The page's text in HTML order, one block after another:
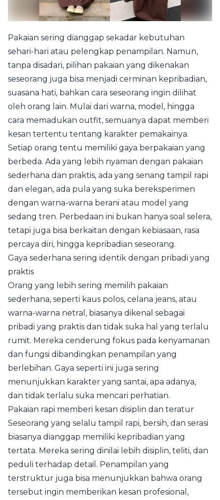
Pakaian sering dianggap sekadar kebutuhan
sehari-hari atau pelengkap penampilan. Namun,
tanpa disadari, pilihan pakaian yang dikenakan
seseorang juga bisa menjadi cerminan kepribadian,
suasana hati, bahkan cara seseorang ingin dilihat
oleh orang lain. Mulai dari warna, model, hingga
cara memadukan outfit, semuanya dapat memberi
kesan tertentu tentang karakter pemakainya.
Setiap orang tentu memiliki gaya berpakaian yang
berbeda. Ada yang lebih nyaman dengan pakaian
sederhana dan praktis, ada yang senang tampil rapi
dan elegan, ada pula yang suka bereksperimen
dengan warna-warna berani atau model yang
sedang tren. Perbedaan ini bukan hanya soal selera,
tetapi juga bisa berkaitan dengan kebiasaan, rasa
percaya diri, hingga kepribadian seseorang.
Gaya sederhana sering identik dengan pribadi yang
praktis
Orang yang lebih sering memilih pakaian
sederhana, seperti kaus polos, celana jeans, atau
warna-warna netral, biasanya dikenal sebagai
pribadi yang praktis dan tidak suka hal yang terlalu
rumit. Mereka cenderung fokus pada kenyamanan
dan fungsi dibandingkan penampilan yang
berlebihan. Gaya seperti ini juga sering
menunjukkan karakter yang santai, apa adanya,
dan tidak terlalu suka mencari perhatian.
Pakaian rapi memberi kesan disiplin dan teratur
Seseorang yang selalu tampil rapi, bersih, dan serasi
biasanya dianggap memiliki kepribadian yang
tertata. Mereka sering dinilai lebih disiplin, teliti, dan
peduli terhadap detail. Penampilan yang
terstruktur juga bisa menunjukkan bahwa orang
tersebut ingin memberikan kesan profesional,